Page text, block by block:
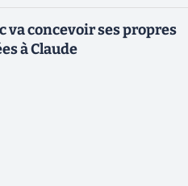
va concevoir ses propres
à Claude